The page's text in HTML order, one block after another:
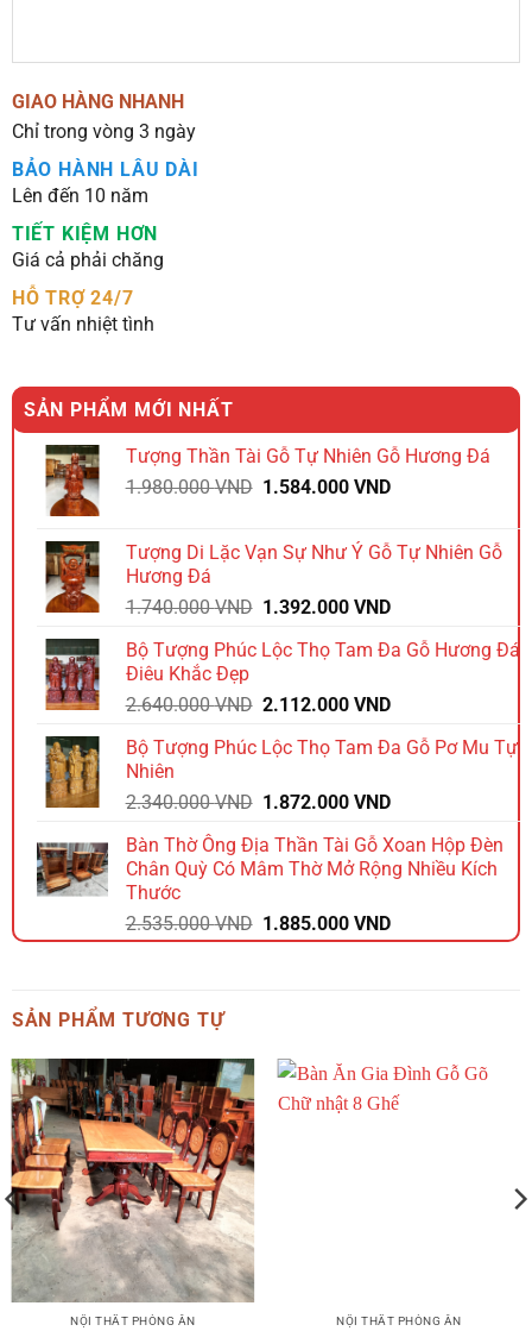
GIAO HÀNG NHANH
Chỉ trong vòng 3 ngày
BẢO HÀNH LÂU DÀI
Lên đến 10 năm
TIẾT KIỆM HƠN
Giá cả phải chăng
HỖ TRỢ 24/7
Tư vấn nhiệt tình
SẢN PHẨM MỚI NHẤT
Tượng Thần Tài Gỗ Tự Nhiên Gỗ Hương Đá
1.980.000VND Giá
1.980.000 VND.
1.584.000VNDGiá
là:
Tượng Di Lặc Vạn Sự Như Ý Gỗ Tự Nhiên Gỗ
Hương Đá
1.740.000VND Giá
là:
1.392.000VNDGiá
tại
1.392.000 VND.
Bộ Tượng Phúc Lộc Thọ Tam Đa Gỗ Hương Đá
Điêu Khắc Đẹp
2.640.000VND Giá
là:
2.112.000VNDGiá
tại
2.112.000 VND.
Bộ Tượng Phúc Lộc Thọ Tam Đa Gỗ Pơ Mu Tự
Nhiên
2.340.000VND Giá
là:
2.340.000 VND.
1.872.000VNDGiá
tại
là:
Bàn Thờ Ông Địa Thần Tài Gỗ Xoan Hộp Đèn
Chân Quỳ Có Mâm Thờ Mở Rộng Nhiều Kích
Thước
2.535.000VND Giá
gốc
1.885.000VNDGiá
hiện
SẢN PHẨM TƯƠNG TỰ
NỘI THẤT PHÒNG ĂN NỘI THẤT PHÒNG ĂN